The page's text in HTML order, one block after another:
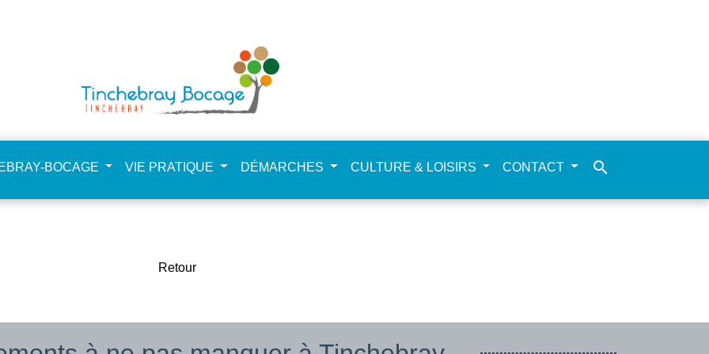
BOCAGE VIE PRATIQUE DÉMARCHES CULTURE & LOISIRS CONTACT search
Retour